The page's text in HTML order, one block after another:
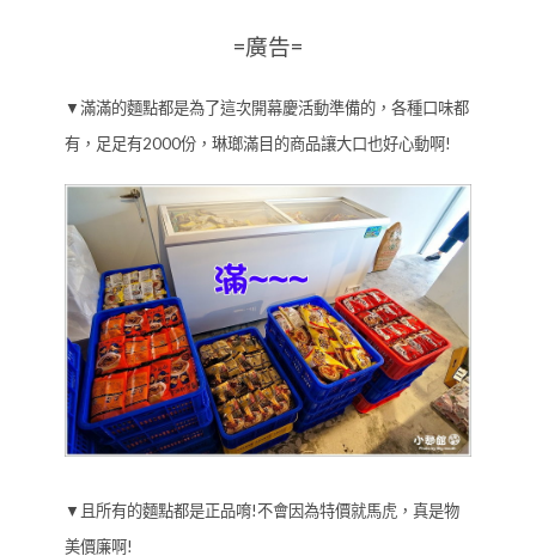
=廣告=
▼滿滿的麵點都是為了這次開幕慶活動準備的，各種口味都
有，足足有2000份，琳瑯滿目的商品讓大口也好心動啊!
▼且所有的麵點都是正品唷!不會因為特價就馬虎，真是物
美價廉啊!